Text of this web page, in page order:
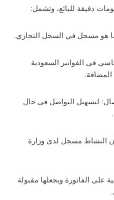
دقيقة للبائع، وتشمل:
هو مسجل في السجل التجاري.
في الفواتير السعودية
المضافة.
لتسهيل التواصل في حال
النشاط مسجل لدى وزارة
على الفاتورة ويجعلها مقبولة